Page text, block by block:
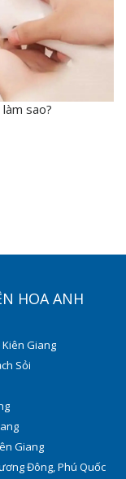
sao?
HOA ANH
Kiên Giang
Sỏi
Giang
Đông, Phú Quốc